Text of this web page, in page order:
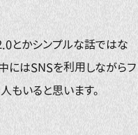
とかシンプルな話ではな
中にはSNSを利用しながらフ
もいると思います。